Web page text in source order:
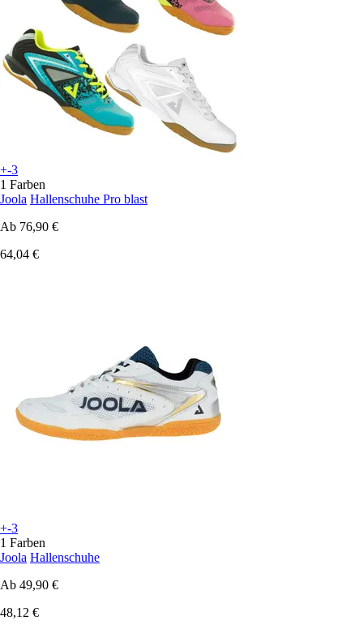
+-3
1 Farben
Joola Hallenschuhe Pro blast
Ab 76,90 €
64,04 €
+-3
1 Farben
Joola Hallenschuhe
Ab 49,90 €
48,12 €